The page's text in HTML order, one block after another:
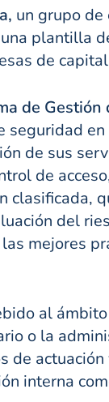
un grupo de
plantilla
de
de Gestión
en
de sus
de
clasificada,
del
mejores
al
o la
de
interna